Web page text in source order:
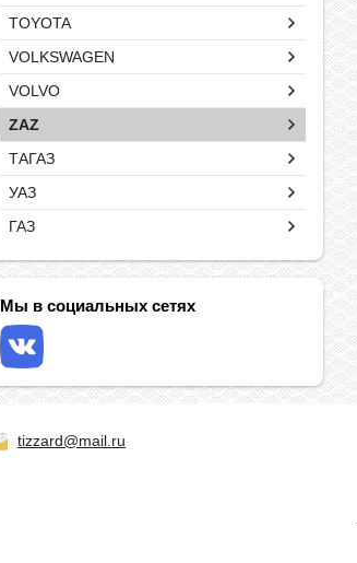
TOYOTA
VOLKSWAGEN
VOLVO
ZAZ
ТАГАЗ
УАЗ
ГАЗ
Мы в социальных сетях
tizzard@mail.ru